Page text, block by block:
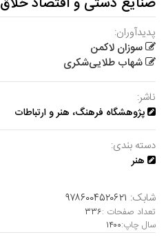
پدیدآوران:
سوزان لاکمن
شهاب طلایی‌شکری
ناشر:
پژوهشگاه فرهنگ، هنر و ارتباطات
دسته بندی:
هنر
شابک: ۹۷۸۶۰۰۴۵۲۰۶۲۱
تعداد صفحات :۳۳۶
سال چاپ:۱۴۰۰